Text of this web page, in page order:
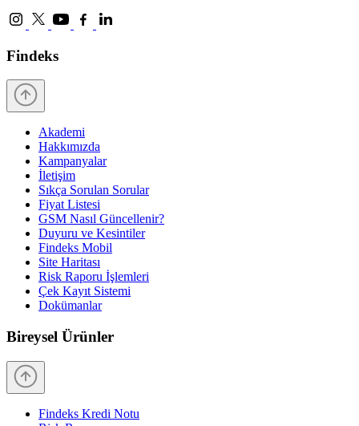
Findeks
Akademi
Hakkımızda
Kampanyalar
İletişim
Sıkça Sorulan Sorular
Fiyat Listesi
GSM Nasıl Güncellenir?
Duyuru ve Kesintiler
Findeks Mobil
Site Haritası
Risk Raporu İşlemleri
Çek Kayıt Sistemi
Dokümanlar
Bireysel Ürünler
Findeks Kredi Notu